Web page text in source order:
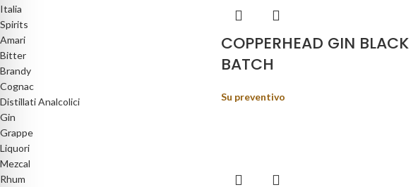
Italia
Spirits
Amari
Bitter
Brandy
Cognac
Distillati Analcolici
Gin
Grappe
Liquori
Mezcal
Rhum
COPPERHEAD GIN BLACK
BATCH
Su preventivo